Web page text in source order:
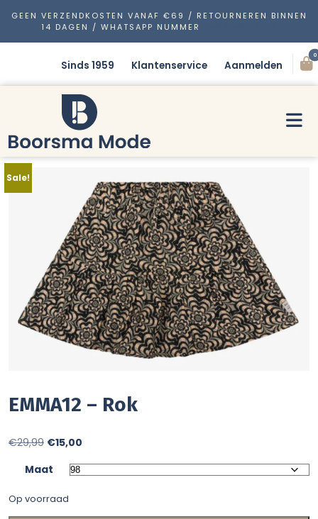
GEEN VERZENDKOSTEN VANAF €69 / RETOURNEREN BINNEN
14 DAGEN / WHATSAPP NUMMER
Sinds 1959 Klantenservice Aanmelden
0
Sale!
EMMA12 – Rok
€29,99 Oorspronkelijke
€29,99.
€15,00
prijs
Maat
Op voorraad